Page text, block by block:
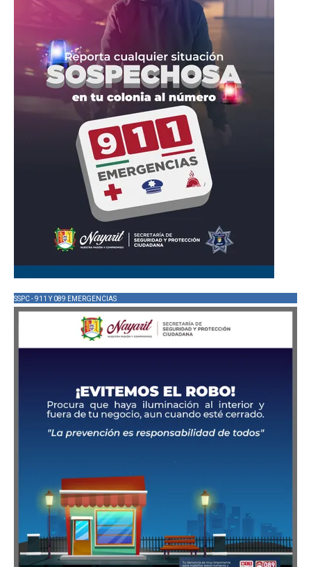
SSPC - 911 Y 089 EMERGENCIAS